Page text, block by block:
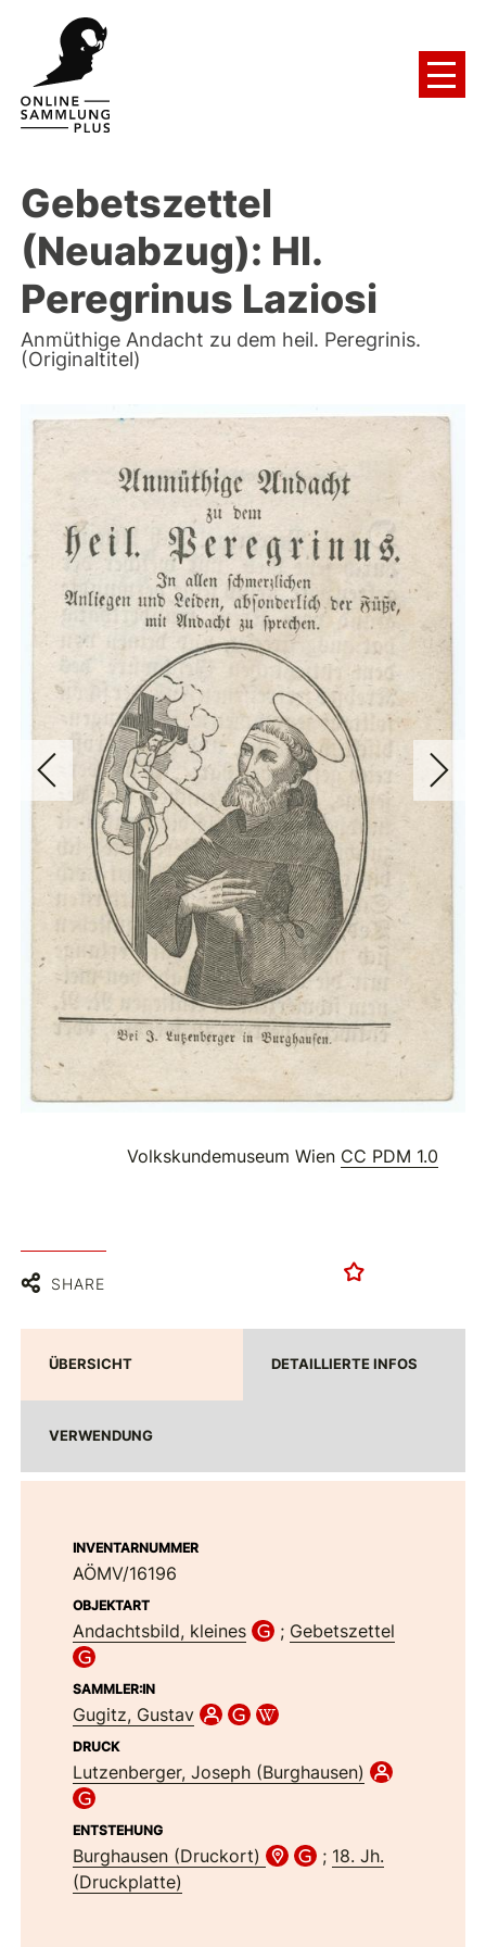
Gebetszettel
(Neuabzug): Hl.
Peregrinus Laziosi
Anmüthige Andacht zu dem heil. Peregrinis.
(Originaltitel)
Volkskundemuseum Wien CC PDM 1.0
SHARE
ÜBERSICHT DETAILLIERTE INFOS
VERWENDUNG
INVENTARNUMMER
AÖMV/16196
OBJEKTART
Andachtsbild, kleines ; Gebetszettel
SAMMLER:IN
Gugitz, Gustav
DRUCK
Lutzenberger, Joseph (Burghausen)
ENTSTEHUNG
Burghausen (Druckort) ; 18. Jh.
(Druckplatte)